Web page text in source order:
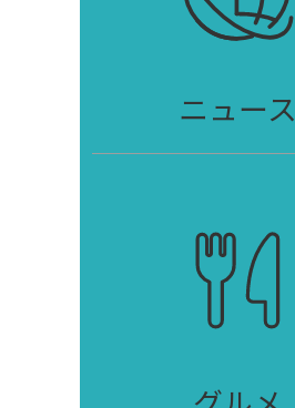
ニュース